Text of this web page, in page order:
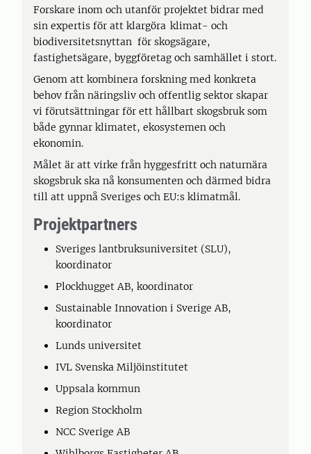
Forskare inom och utanför projektet bidrar med
sin expertis för att klargöra klimat- och
biodiversitetsnyttan för skogsägare,
fastighetsägare, byggföretag och samhället i stort.
Genom att kombinera forskning med konkreta
behov från näringsliv och offentlig sektor skapar
vi förutsättningar för ett hållbart skogsbruk som
både gynnar klimatet, ekosystemen och
ekonomin.
Målet är att virke från hyggesfritt och naturnära
skogsbruk ska nå konsumenten och därmed bidra
till att uppnå Sveriges och EU:s klimatmål.
Projektpartners
Sveriges lantbruksuniversitet (SLU),
koordinator
Plockhugget AB, koordinator
Sustainable Innovation i Sverige AB,
koordinator
Lunds universitet
IVL Svenska Miljöinstitutet
Uppsala kommun
Region Stockholm
NCC Sverige AB